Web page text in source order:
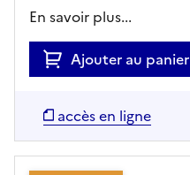
En savoir plus...
Ajouter au panier
accès en ligne